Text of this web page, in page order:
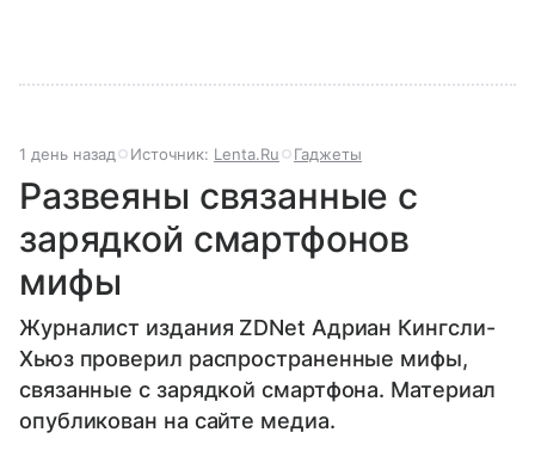
1 день назад Источник: Lenta.Ru Гаджеты
Развеяны связанные с
зарядкой смартфонов
мифы
Журналист издания ZDNet Адриан Кингсли-
Хьюз проверил распространенные мифы,
связанные с зарядкой смартфона. Материал
опубликован на сайте медиа.